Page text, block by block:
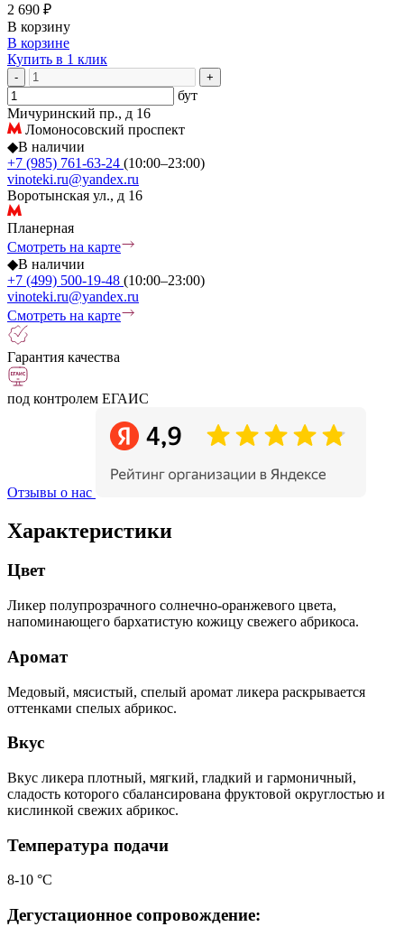
2 690 ₽
В корзину
В корзине
Купить в 1 клик
- +
бут
Мичуринский пр., д 16
Ломоносовский проспект
◆В наличии
+7 (985) 761-63-24 (10:00–23:00)
vinoteki.ru@yandex.ru
Воротынская ул., д 16
Планерная
Смотреть на карте
◆В наличии
+7 (499) 500-19-48 (10:00–23:00)
vinoteki.ru@yandex.ru
Смотреть на карте
Гарантия качества
под контролем ЕГАИС
Отзывы о нас
Характеристики
Цвет
Ликер полупрозрачного солнечно-оранжевого цвета,
напоминающего бархатистую кожицу свежего абрикоса.
Аромат
Медовый, мясистый, спелый аромат ликера раскрывается
оттенками спелых абрикос.
Вкус
Вкус ликера плотный, мягкий, гладкий и гармоничный,
сладость которого сбалансирована фруктовой округлостью и
кислинкой свежих абрикос.
Температура подачи
8-10 °С
Дегустационное сопровождение: